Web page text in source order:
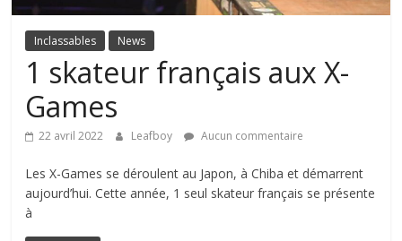
Inclassables News
1 skateur français aux X-
Games
22 avril 2022 Leafboy Aucun commentaire
Les X-Games se déroulent au Japon, à Chiba et démarrent
aujourd’hui. Cette année, 1 seul skateur français se présente
à